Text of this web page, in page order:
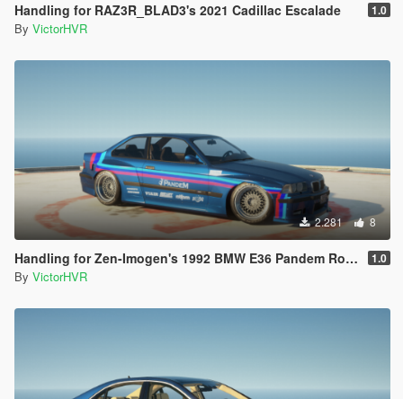
Handling for RAZ3R_BLAD3's 2021 Cadillac Escalade 1.0
By VictorHVR
2.281 8
Handling for Zen-Imogen's 1992 BMW E36 Pandem Rocket Bunny 1.0
By VictorHVR